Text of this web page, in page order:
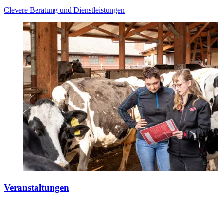
Clevere Beratung und Dienstleistungen
Veranstaltungen